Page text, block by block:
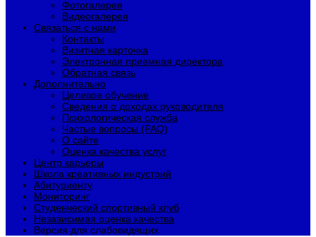
Фотогалерея
Видеогалерея
Связаться с нами
Контакты
Визитная карточка
Электронная приемная директора
Обратная связь
Дополнительно
Целевое обучение
Сведения о доходах руководителя
Психологическая служба
Частые вопросы (FAQ)
О сайте
Оценка качества услуг
Центр карьеры
Школа креативных индустрий
Абитуриенту
Мониторинг
Студенческий спортивный клуб
Независимая оценка качества
Версия для слабовидящих